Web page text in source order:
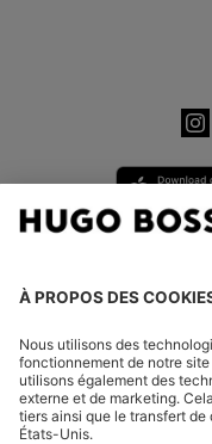
Se rétracter